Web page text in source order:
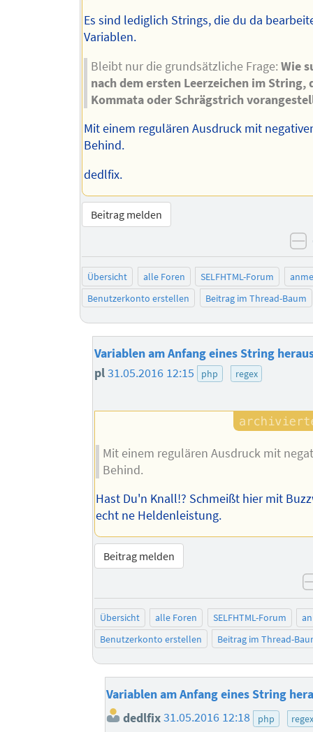
Es sind lediglich Strings, die du da
Variablen.
Bleibt nur die grundsätzliche Frage: Wie
nach dem ersten Leerzeichen im String,
Kommata oder Schrägstrich
Mit einem regulären Ausdruck mit
Behind.
dedlfix.
Beitrag melden
Übersicht alle Foren SELFHTML-Forum
Benutzerkonto erstellen
Beitrag im Thread-Baum
Variablen am Anfang eines String
pl31.05.2016 12:15 php regex
Mit einem regulären Ausdruck mit
Behind.
Hast Du'n Knall!? Schmeißt hier mit
echt ne Heldenleistung.
Beitrag melden
Übersicht alle Foren SELFHTML-Forum
Benutzerkonto erstellen
Beitrag im Thread-
Variablen am Anfang eines String
dedlfix31.05.2016 12:18 php